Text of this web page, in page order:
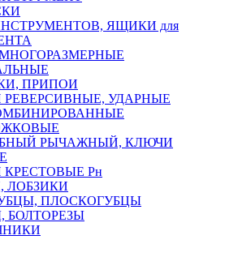
ЯЩИКИ для
ПРИПОИ
РЕВЕРСИВНЫЕ, УДАРНЫЕ
РЫЧАЖНЫЙ, КЛЮЧИ
КРЕСТОВЫЕ Рн
ЛОБЗИКИ
ПЛОСКОГУБЦЫ
БОЛТОРЕЗЫ